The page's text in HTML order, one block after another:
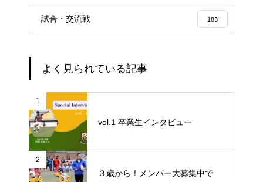
試合・交流戦 183
よく見られている記事
1
vol.1 卒業生インタビュー
2
３歳から！メンバー大募集中で